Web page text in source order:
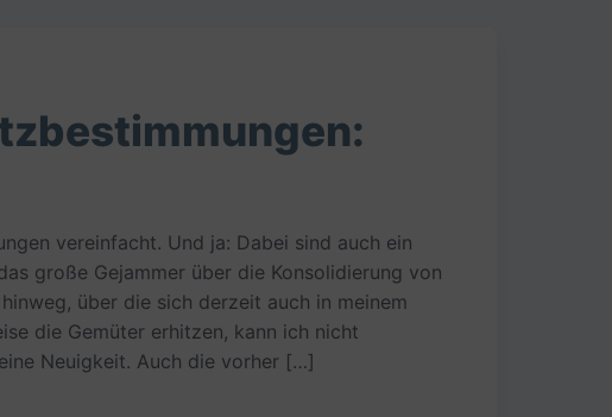
vereinfacht. Und ja: Dabei sind auch ein
große Gejammer über die Konsolidierung von
über die sich derzeit auch in meinem
die Gemüter erhitzen, kann ich nicht
Neuigkeit. Auch die vorher […]